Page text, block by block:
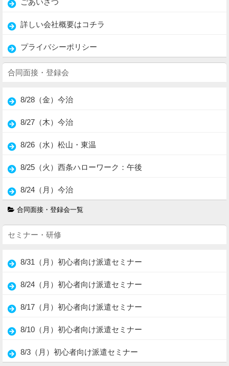
詳しい会社概要はコチラ
プライバシーポリシー
合同面接・登録会
8/28（金）今治
8/27（木）今治
8/26（水）松山・東温
8/25（火）西条ハローワーク：午後
8/24（月）今治
合同面接・登録会一覧
セミナー・研修
8/31（月）初心者向け派遣セミナー
8/24（月）初心者向け派遣セミナー
8/17（月）初心者向け派遣セミナー
8/10（月）初心者向け派遣セミナー
8/3（月）初心者向け派遣セミナー